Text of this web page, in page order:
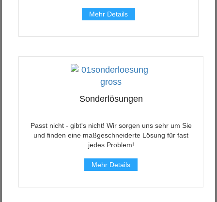
Mehr Details
Sonderlösungen
Passt nicht - gibt's nicht! Wir sorgen uns sehr um Sie
und finden eine maßgeschneiderte Lösung für fast
jedes Problem!
Mehr Details